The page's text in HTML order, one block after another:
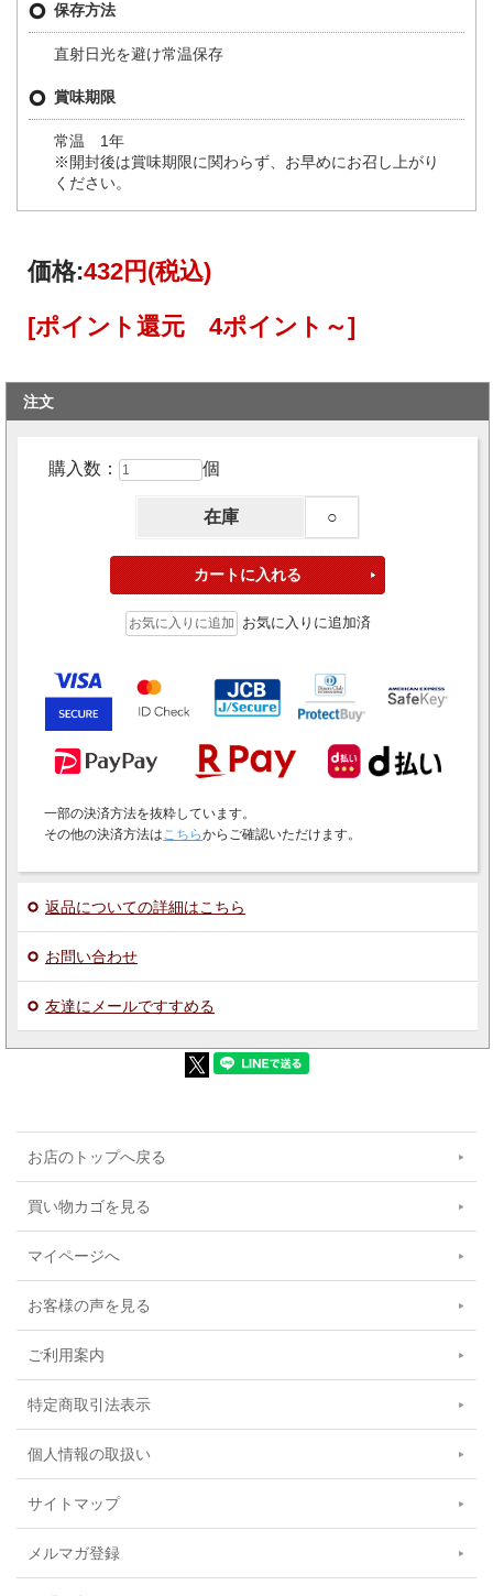
保存方法
直射日光を避け常温保存
賞味期限
常温 1年
※開封後は賞味期限に関わらず、お早めにお召し上がり
ください。
価格:432円 (税込)
[ポイント還元 4ポイント～]
注文
購入数： 個
在庫 ○
お気に入りに追加済
一部の決済方法を抜粋しています。
その他の決済方法はこちらからご確認いただけます。
返品についての詳細はこちら
お問い合わせ
友達にメールですすめる
お店のトップへ戻る
買い物カゴを見る
マイページへ
お客様の声を見る
ご利用案内
特定商取引法表示
個人情報の取扱い
サイトマップ
メルマガ登録